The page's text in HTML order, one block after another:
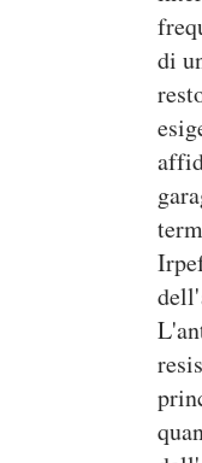
di